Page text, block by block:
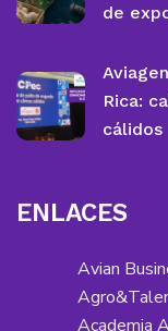
de
Rica:
cálidos
ENLACES
Avian
Academia